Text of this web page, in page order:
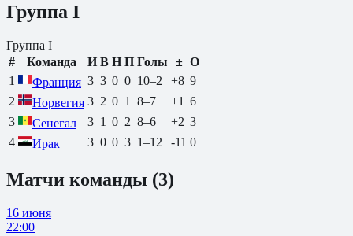
Группа I
Группа I
#
Команда И В Н П Голы ± О
1
Франция 3 3 0 0 10–2 +8 9
2
Норвегия 3 2 0 1 8–7 +1 6
3
Сенегал 3 1 0 2 8–6 +2 3
4
Ирак 3 0 0 3 1–12 -11 0
Матчи команды (3)
16 июня
22:00